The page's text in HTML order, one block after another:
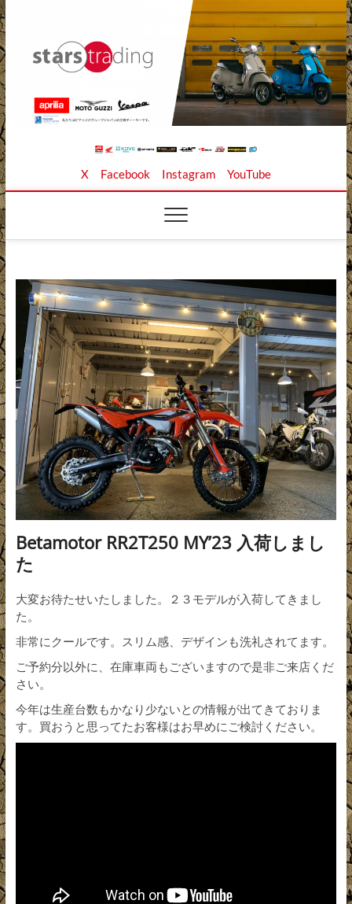
Skip
to
content
Stars Trading Ltd. |
株式会社スターズト
レーディング
APRILIA MOTO GUZZI正規ディーラー、REKLUSE、
X Facebook Instagram YouTube
Betamotor RR2T250 MY’23 入荷しまし
た
大変お待たせいたしました。２３モデルが入荷してきまし
た。
非常にクールです。スリム感、デザインも洗礼されてます。
ご予約分以外に、在庫車両もございますので是非ご来店くだ
さい。
今年は生産台数もかなり少ないとの情報が出てきておりま
す。買おうと思ってたお客様はお早めにご検討ください。